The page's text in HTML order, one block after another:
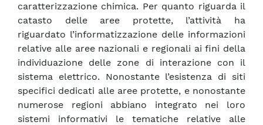
caratterizzazione chimica. Per quanto riguarda il
catasto delle aree protette, l’attività ha
riguardato l’informatizzazione delle informazioni
relative alle aree nazionali e regionali ai fini della
individuazione delle zone di interazione con il
sistema elettrico. Nonostante l’esistenza di siti
specifici dedicati alle aree protette, e nonostante
numerose regioni abbiano integrato nei loro
sistemi informativi le tematiche relative alle